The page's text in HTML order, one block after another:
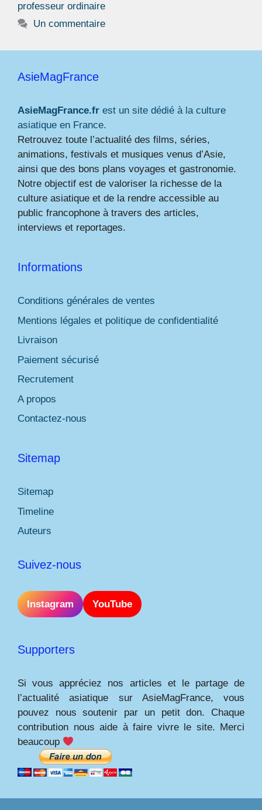
professeur ordinaire
Un commentaire
AsieMagFrance
AsieMagFrance.fr est un site dédié à la culture
asiatique en France.
Retrouvez toute l’actualité des films, séries,
animations, festivals et musiques venus d’Asie,
ainsi que des bons plans voyages et gastronomie.
Notre objectif est de valoriser la richesse de la
culture asiatique et de la rendre accessible au
public francophone à travers des articles,
interviews et reportages.
Informations
Conditions générales de ventes
Mentions légales et politique de confidentialité
Livraison
Paiement sécurisé
Recrutement
A propos
Contactez-nous
Sitemap
Sitemap
Timeline
Auteurs
Suivez-nous
Instagram YouTube
Supporters
Si vous appréciez nos articles et le partage de
l’actualité asiatique sur AsieMagFrance, vous
pouvez nous soutenir par un petit don. Chaque
contribution nous aide à faire vivre le site. Merci
beaucoup